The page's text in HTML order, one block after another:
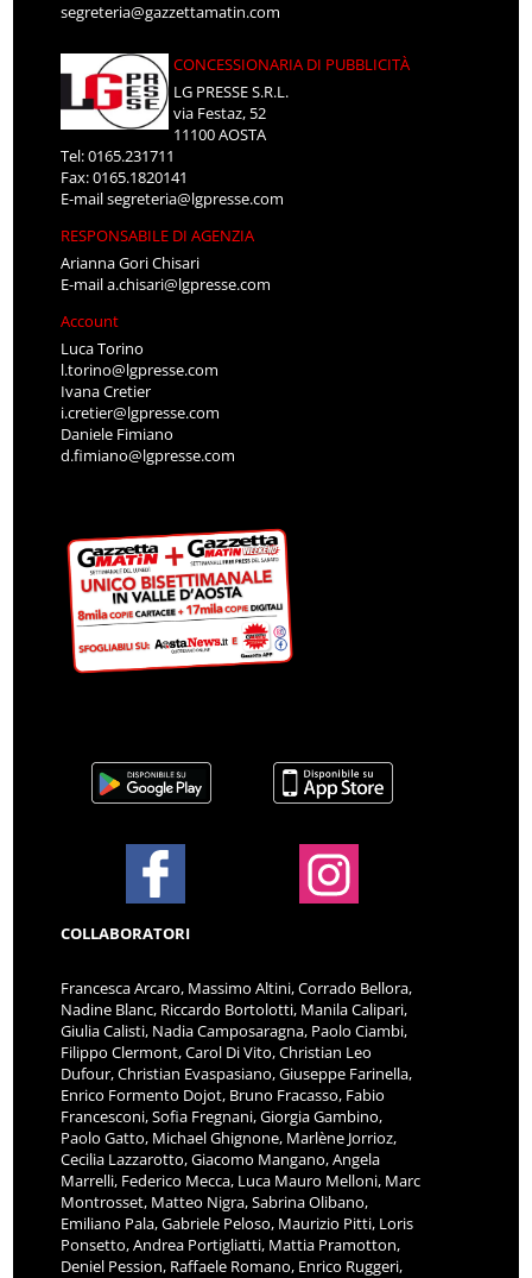
segreteria@gazzettamatin.com
CONCESSIONARIA DI PUBBLICITÀ
LG PRESSE S.R.L.
via Festaz, 52
11100 AOSTA
Tel: 0165.231711
Fax: 0165.1820141
E-mailsegreteria@lgpresse.com
RESPONSABILE DI AGENZIA
Arianna Gori Chisari
E-maila.chisari@lgpresse.com
Account
Luca Torino
l.torino@lgpresse.com
Ivana Cretier
i.cretier@lgpresse.com
Daniele Fimiano
d.fimiano@lgpresse.com
COLLABORATORI
Francesca Arcaro, Massimo Altini, Corrado Bellora,
Nadine Blanc, Riccardo Bortolotti, Manila Calipari,
Giulia Calisti, Nadia Camposaragna, Paolo Ciambi,
Filippo Clermont, Carol Di Vito, Christian Leo
Dufour, Christian Evaspasiano, Giuseppe Farinella,
Enrico Formento Dojot, Bruno Fracasso, Fabio
Francesconi, Sofia Fregnani, Giorgia Gambino,
Paolo Gatto, Michael Ghignone, Marlène Jorrioz,
Cecilia Lazzarotto, Giacomo Mangano, Angela
Marrelli, Federico Mecca, Luca Mauro Melloni, Marc
Montrosset, Matteo Nigra, Sabrina Olibano,
Emiliano Pala, Gabriele Peloso, Maurizio Pitti, Loris
Ponsetto, Andrea Portigliatti, Mattia Pramotton,
Deniel Pession, Raffaele Romano, Enrico Ruggeri,